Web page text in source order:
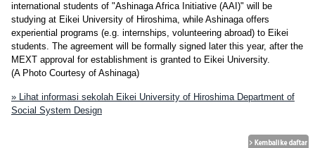
international students of "Ashinaga Africa Initiative (AAI)" will be
studying at Eikei University of Hiroshima, while Ashinaga offers
experiential programs (e.g. internships, volunteering abroad) to Eikei
students. The agreement will be formally signed later this year, after the
MEXT approval for establishment is granted to Eikei University.
(A Photo Courtesy of Ashinaga)
» Lihat informasi sekolah Eikei University of Hiroshima Department of
Social System Design